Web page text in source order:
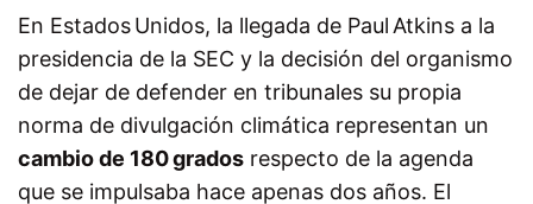
En Estados Unidos, la llegada de Paul Atkins a la
presidencia de la SEC y la decisión del organismo
de dejar de defender en tribunales su propia
norma de divulgación climática representan un
cambio de 180 grados respecto de la agenda
que se impulsaba hace apenas dos años. El